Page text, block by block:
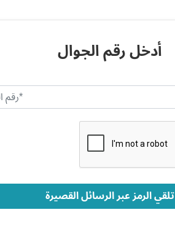
أدخل رقم الجوال
تلقي الرمز عبر الرسائل القصيرة